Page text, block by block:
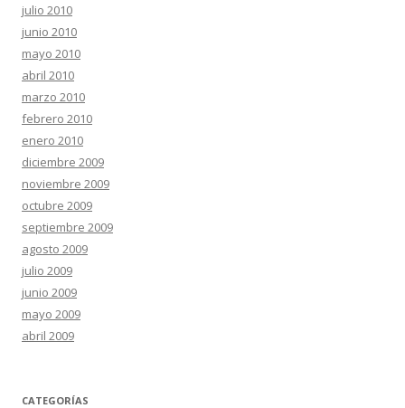
julio 2010
junio 2010
mayo 2010
abril 2010
marzo 2010
febrero 2010
enero 2010
diciembre 2009
noviembre 2009
octubre 2009
septiembre 2009
agosto 2009
julio 2009
junio 2009
mayo 2009
abril 2009
CATEGORÍAS